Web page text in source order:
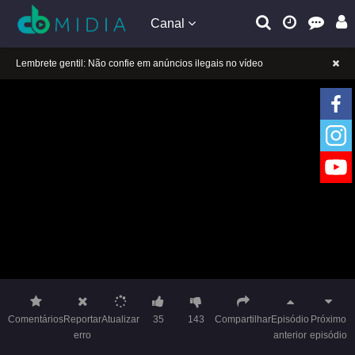
Canal
A tocar：Garota Furacão 2-10
ComentáriosReportar
erro
Atualizar 35 143 CompartilharEpisódio
anterior
Próximo
episódio